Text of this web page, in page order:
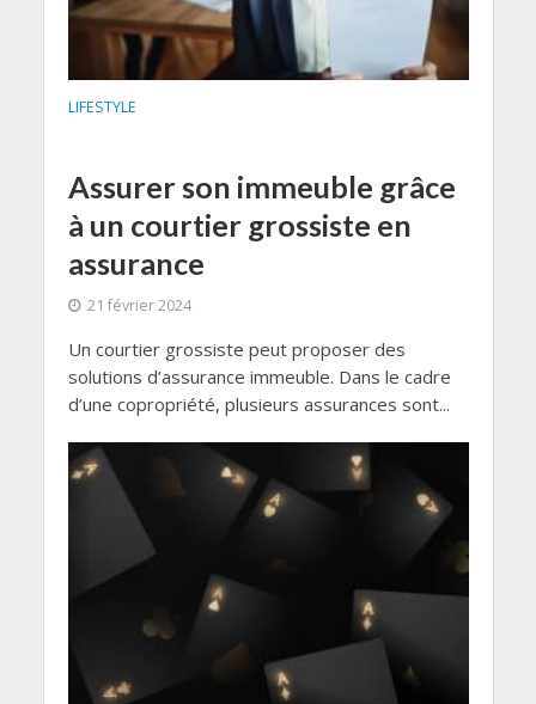
LIFESTYLE
Assurer son immeuble grâce
à un courtier grossiste en
assurance
21 février 2024
Un courtier grossiste peut proposer des
solutions d’assurance immeuble. Dans le cadre
d’une copropriété, plusieurs assurances sont...